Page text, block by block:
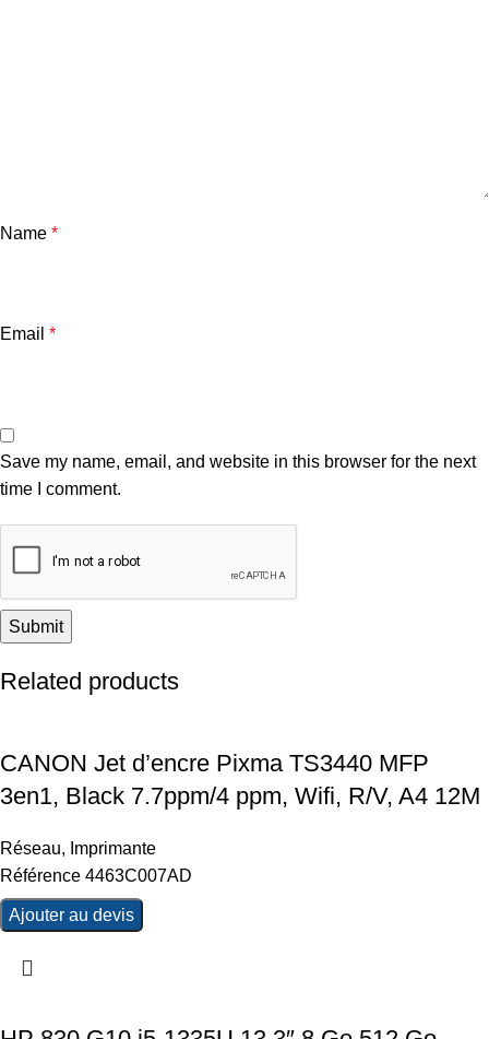
Name *
Email *
Save my name, email, and website in this browser for the next
time I comment.
Related products
CANON Jet d’encre Pixma TS3440 MFP
3en1, Black 7.7ppm/4 ppm, Wifi, R/V, A4 12M
Réseau, Imprimante
Référence 4463C007AD
Ajouter au devis